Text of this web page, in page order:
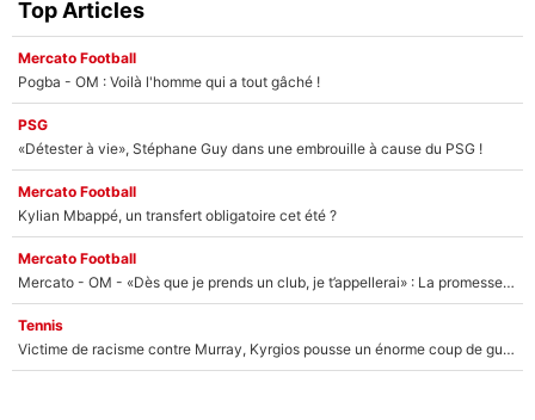
Top Articles
Mercato Football
Pogba - OM : Voilà l'homme qui a tout gâché !
PSG
«Détester à vie», Stéphane Guy dans une embrouille à cause du PSG !
Mercato Football
Kylian Mbappé, un transfert obligatoire cet été ?
Mercato Football
Mercato - OM - «Dès que je prends un club, je t’appellerai» : La promesse de Marcelino au moment de claquer la porte
Tennis
Victime de racisme contre Murray, Kyrgios pousse un énorme coup de gueule !